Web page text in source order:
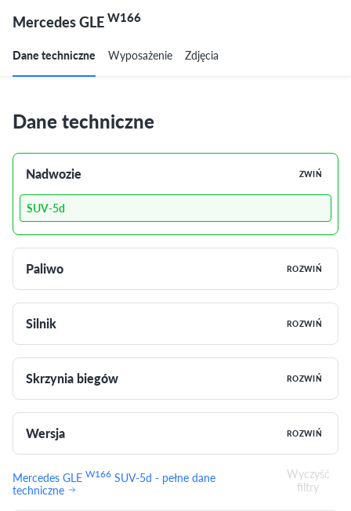
Mercedes GLEW166
Dane techniczne Wyposażenie Zdjęcia
Dane techniczne
Nadwozie ZWIŃ
SUV-5d
Paliwo ROZWIŃ
Silnik ROZWIŃ
Skrzynia biegów ROZWIŃ
Wersja ROZWIŃ
Mercedes GLE W166 SUV-5d - pełne dane
techniczne
Wyczyść
filtry